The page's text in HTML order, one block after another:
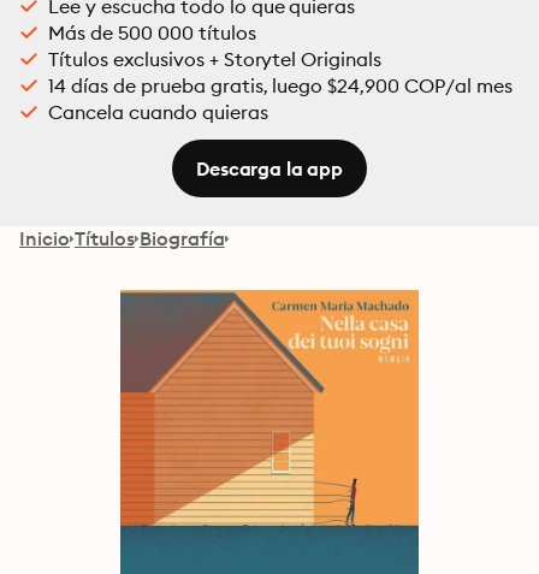
Lee y escucha todo lo que quieras
Más de 500 000 títulos
Títulos exclusivos + Storytel Originals
14 días de prueba gratis, luego $24,900 COP/al mes
Cancela cuando quieras
Descarga la app
Inicio Títulos Biografía